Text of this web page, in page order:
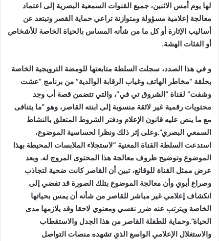
لها يوم أمس الاثنين، جميع القنوات السمعية البصرية إلى اعتماد
معالجة إعلامية مسؤولة ومتوازنة تراعي حماية القصر وتبتعد عن
أساليب الإثارة أو كل ما من شأنه المساس بالحياة الخاصة للأشخاص
أو الفئات الهشة.
و في هذا الصدد، سجلت السلطة متابعتها للومضة الترويجية الخاصة
بحلقة “مخاطر الهاتف وغياب الرقابة الوالدية” من برنامج “عشت
وشفت” لقناة “الشروق تي في”، والتي تتضمن قصة أب وجد
محتويات رقمية غير لائقة منسوبة إلى ابنته القاصر، وهو “ما يتنافى
مع ما ينص عليه قانون الإعلام ودفتر الشروط المتعلق بالنشاط
السمعي البصري”.وعلى إثر ذلك ونظرا لحساسية الموضوع،
استدعت السلطة القناة المعنية “لاستجلاء الملابسات المحيطة بهذا
الموضوع وتوضيح ظروف معالجة هذا المحتوى المروج له. وبعد
عرض ممثل القناة للوقائع، تبين أن القاصر كانت ضحية لتجاذب
وصراع أبوي وأن معالجة الموضوع بتلك الصورة قد تفضي إلى
انكشاف إعلامي غير مباشر للقاصر من شأنه أن يمس بحياتها
الخاصة ويترتب عنه ضرر نفسي ومعنوي لاحقا وقد يلازمها مدى
الحياة”.وحماية للطفلة القاصر من هذا الجدل والاستقطاب
والاستغلال الإعلامي الواسع الذي تشهده منصات التواصل